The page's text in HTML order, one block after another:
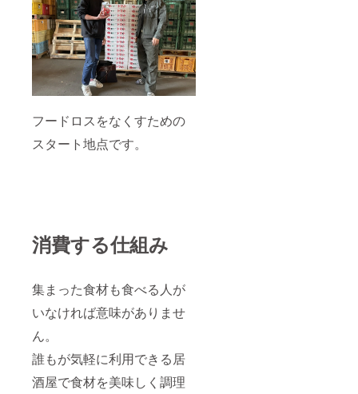
フードロスをなくすための
スタート地点です。
消費する仕組み
集まった食材も食べる人が
いなければ意味がありませ
ん。
誰もが気軽に利用できる居
酒屋で食材を美味しく調理